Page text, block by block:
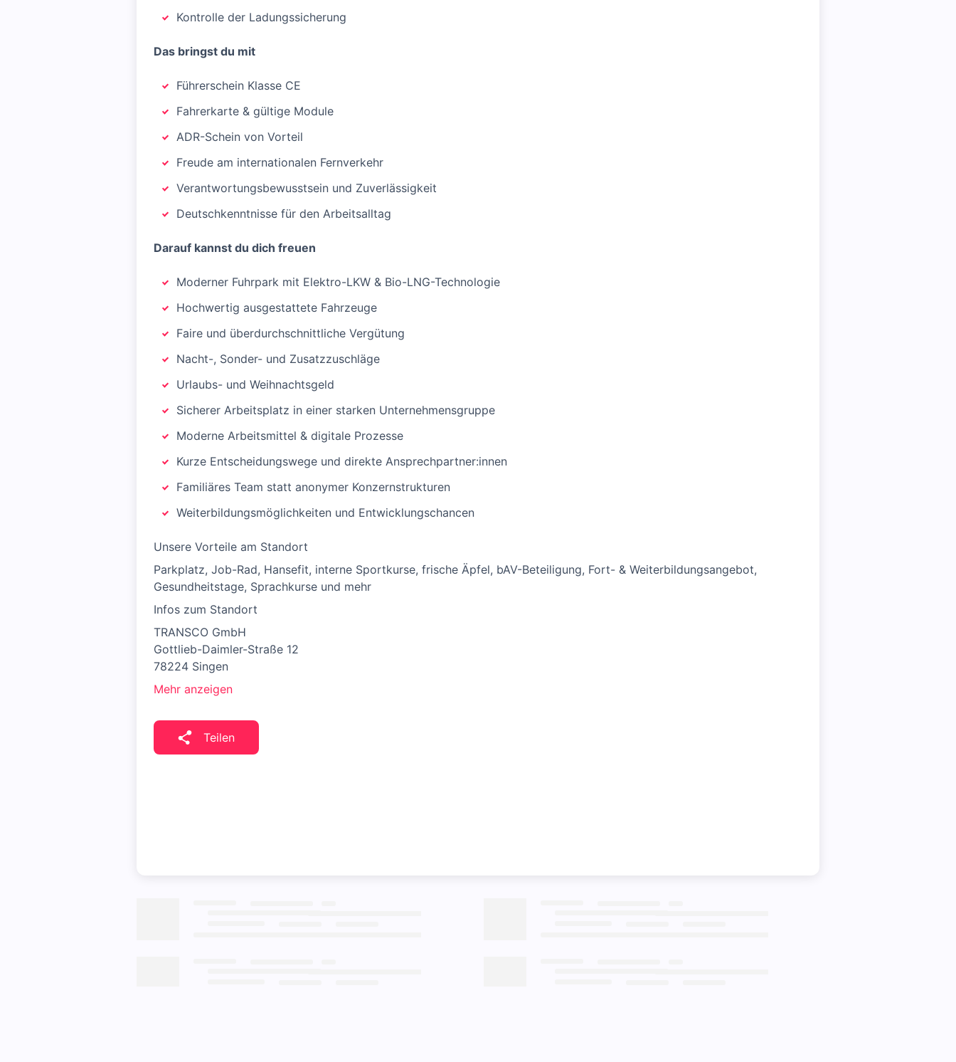
Kontrolle der Ladungssicherung
Das bringst du mit
Führerschein Klasse CE
Fahrerkarte & gültige Module
ADR-Schein von Vorteil
Freude am internationalen Fernverkehr
Verantwortungsbewusstsein und Zuverlässigkeit
Deutschkenntnisse für den Arbeitsalltag
Darauf kannst du dich freuen
Moderner Fuhrpark mit Elektro-LKW & Bio-LNG-Technologie
Hochwertig ausgestattete Fahrzeuge
Faire und überdurchschnittliche Vergütung
Nacht-, Sonder- und Zusatzzuschläge
Urlaubs- und Weihnachtsgeld
Sicherer Arbeitsplatz in einer starken Unternehmensgruppe
Moderne Arbeitsmittel & digitale Prozesse
Kurze Entscheidungswege und direkte Ansprechpartner:innen
Familiäres Team statt anonymer Konzernstrukturen
Weiterbildungsmöglichkeiten und Entwicklungschancen
Unsere Vorteile am Standort
Parkplatz, Job-Rad, Hansefit, interne Sportkurse, frische Äpfel, bAV-Beteiligung, Fort- & Weiterbildungsangebot,
Gesundheitstage, Sprachkurse und mehr
Infos zum Standort
TRANSCO GmbH
Gottlieb-Daimler-Straße 12
78224 Singen
Mehr anzeigen
Teilen